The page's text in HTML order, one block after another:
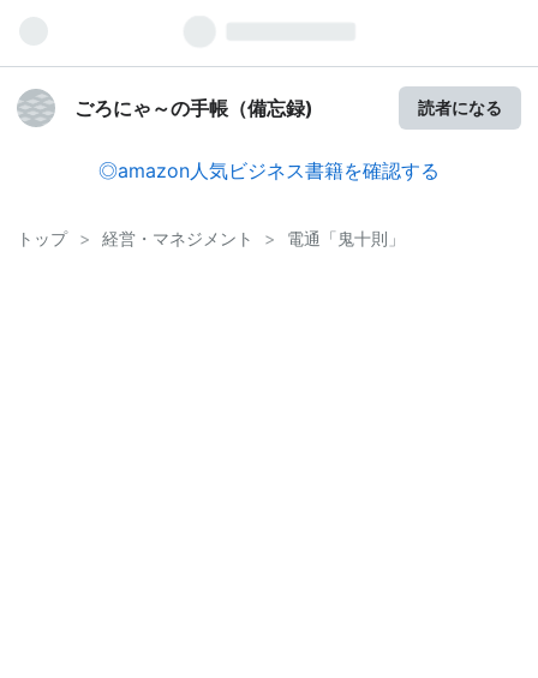
ごろにゃ～の手帳（備忘録) 読者になる
◎amazon人気ビジネス書籍を確認する
トップ > 経営・マネジメント > 電通「鬼十則」